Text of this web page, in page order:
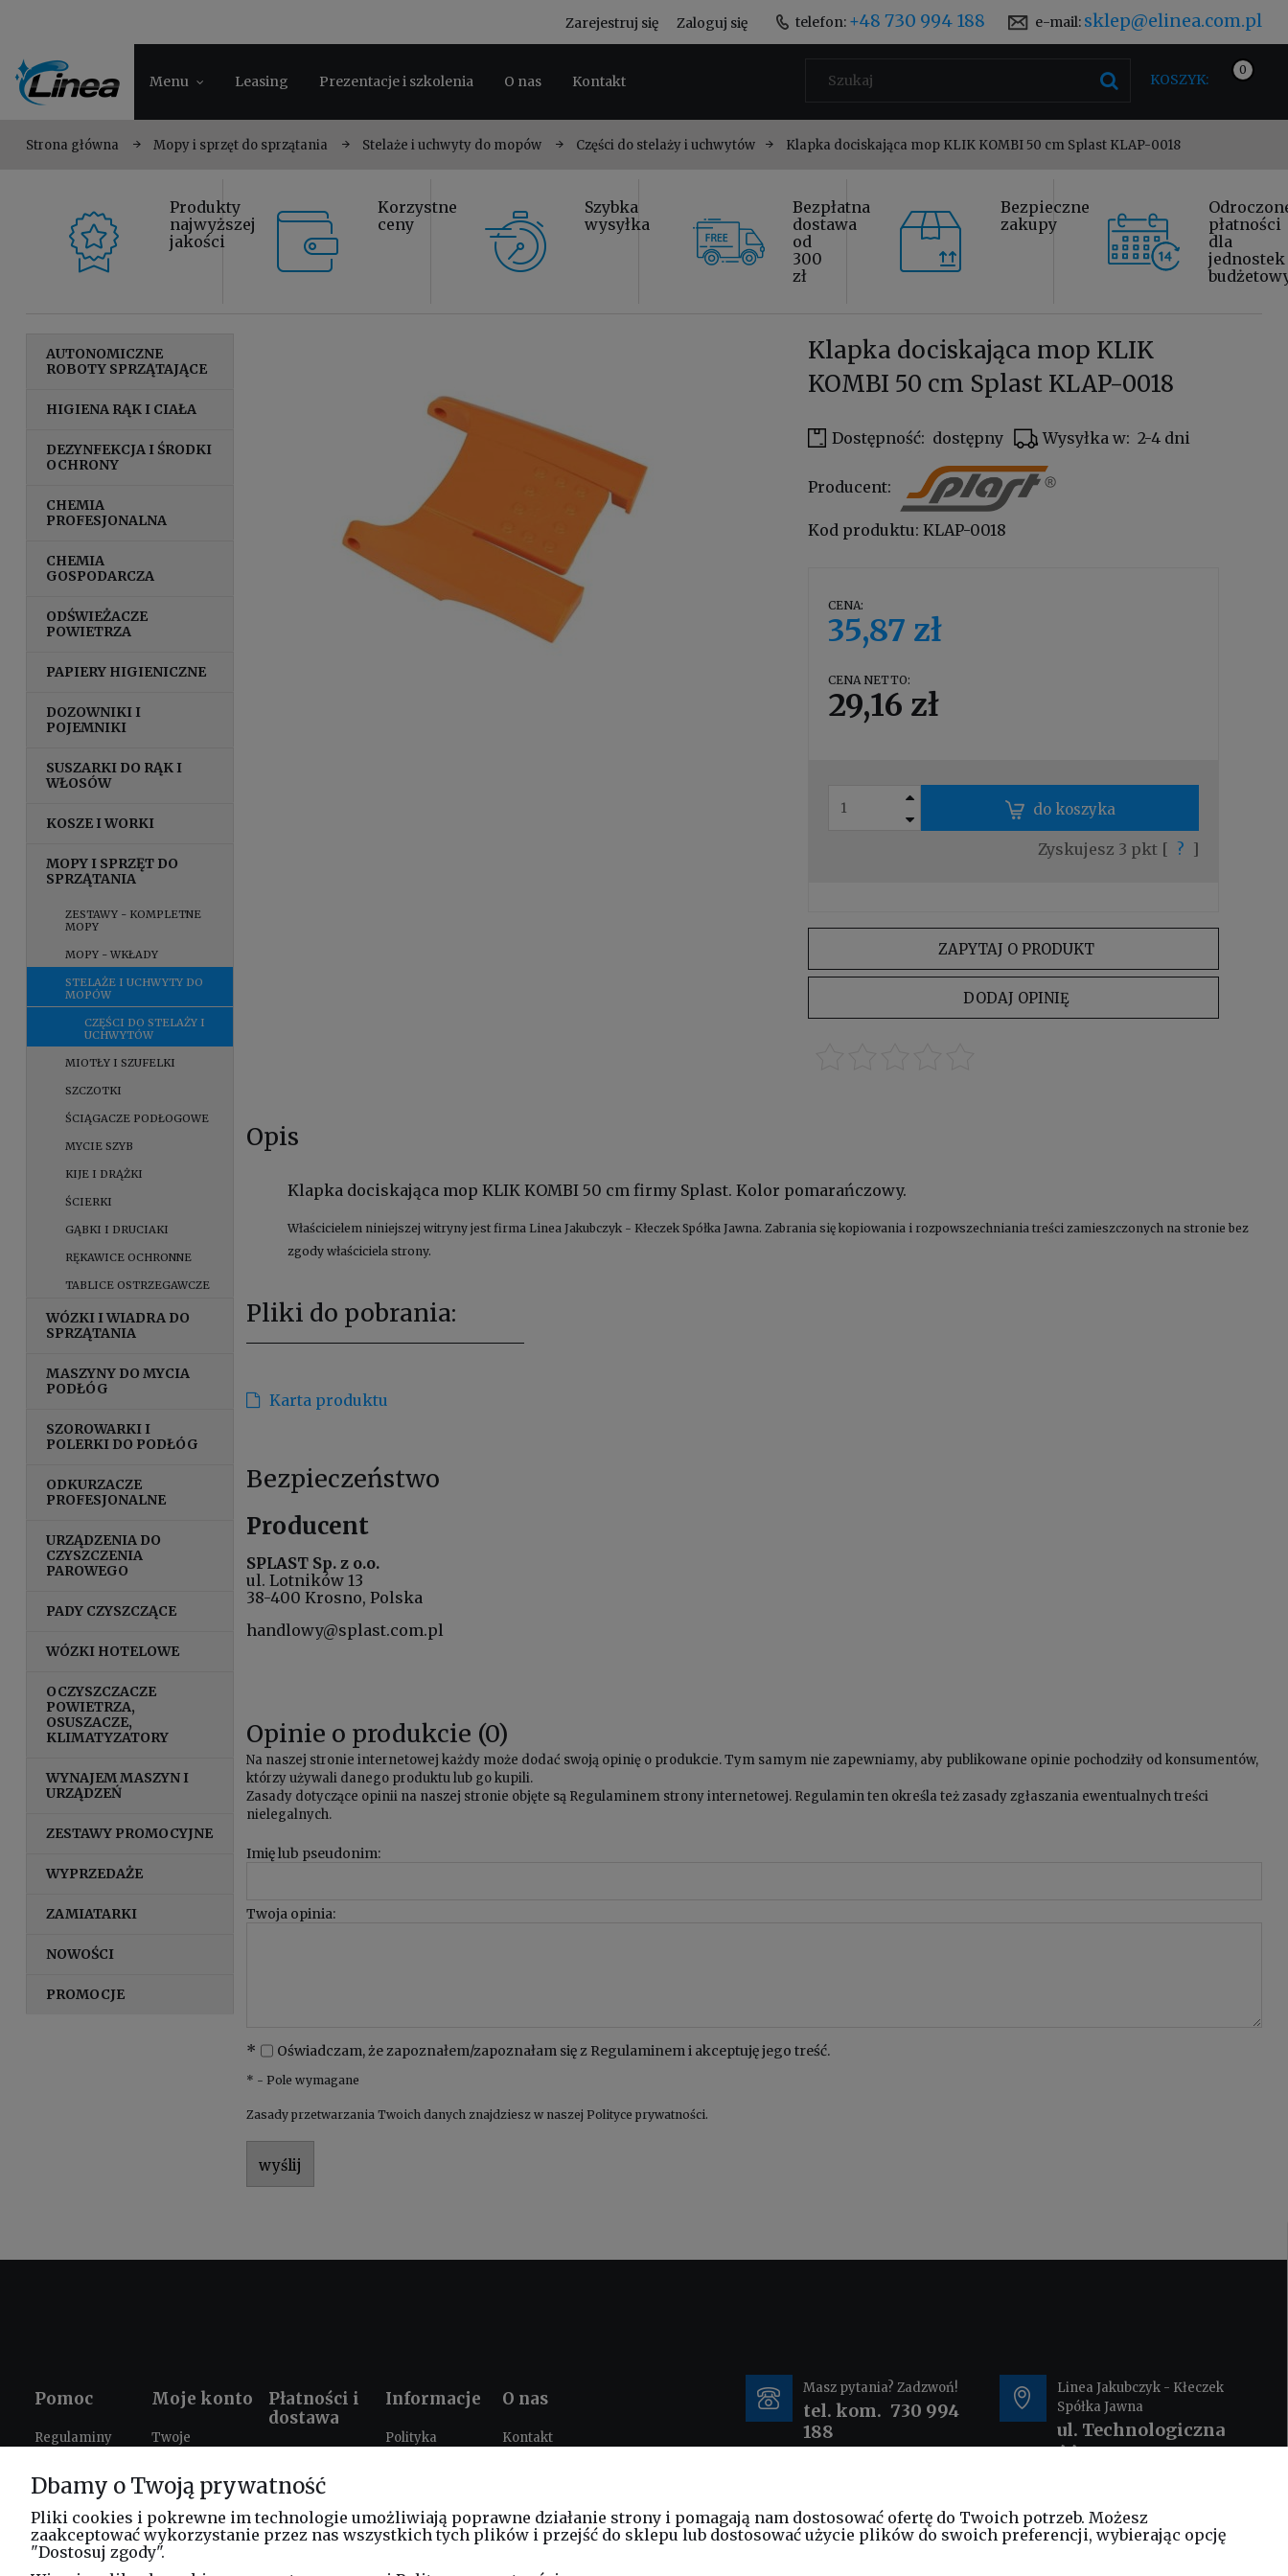
telefon: +48 730 994 188 e-mail: sklep@elinea.com.pl
Zarejestruj się Zaloguj się
Menu Leasing Prezentacje i szkolenia O nas Kontakt KOSZYK:
Strona główna Mopy i sprzęt do sprzątania Stelaże i uchwyty do mopów Części do stelaży i uchwytów Klapka dociskająca mop KLIK KOMBI 50 cm Splast KLAP-0018
Produkty
najwyższej
jakości
Korzystne
ceny
Szybka
wysyłka
Bezpłatna
dostawa
od
300
zł
Bezpieczne
zakupy
płatności
dla
jednostek
AUTONOMICZNE
ROBOTY SPRZĄTAJĄCE
HIGIENA RĄK I CIAŁA
DEZYNFEKCJA I ŚRODKI
OCHRONY
CHEMIA
PROFESJONALNA
CHEMIA
GOSPODARCZA
ODŚWIEŻACZE
POWIETRZA
PAPIERY HIGIENICZNE
DOZOWNIKI I
POJEMNIKI
SUSZARKI DO RĄK I
WŁOSÓW
KOSZE I WORKI
MOPY I SPRZĘT DO
SPRZĄTANIA
ZESTAWY - KOMPLETNE
MOPY
MOPY - WKŁADY
STELAŻE I UCHWYTY DO
MOPÓW
CZĘŚCI DO STELAŻY I
UCHWYTÓW
MIOTŁY I SZUFELKI
SZCZOTKI
ŚCIĄGACZE PODŁOGOWE
MYCIE SZYB
KIJE I DRĄŻKI
ŚCIERKI
GĄBKI I DRUCIAKI
RĘKAWICE OCHRONNE
TABLICE OSTRZEGAWCZE
WÓZKI I WIADRA DO
SPRZĄTANIA
MASZYNY DO MYCIA
PODŁÓG
SZOROWARKI I
POLERKI DO PODŁÓG
ODKURZACZE
PROFESJONALNE
URZĄDZENIA DO
CZYSZCZENIA
PAROWEGO
PADY CZYSZCZĄCE
WÓZKI HOTELOWE
OCZYSZCZACZE
POWIETRZA,
OSUSZACZE,
KLIMATYZATORY
WYNAJEM MASZYN I
URZĄDZEŃ
ZESTAWY PROMOCYJNE
WYPRZEDAŻE
ZAMIATARKI
NOWOŚCI
PROMOCJE
Klapka dociskająca mop KLIK
KOMBI 50 cm Splast KLAP-0018
Dostępność: dostępny Wysyłka w: 2-4 dni
Producent:
Kod produktu: KLAP-0018
CENA:
35,87 zł
CENA NETTO:
29,16 zł
do koszyka
Zyskujesz 3 pkt [ ? ]
ZAPYTAJ O PRODUKT
DODAJ OPINIĘ
Opis
Klapka dociskająca mop KLIK KOMBI 50 cm firmy Splast. Kolor pomarańczowy.
Właścicielem niniejszej witryny jest firma Linea Jakubczyk - Kłeczek Spółka Jawna. Zabrania się kopiowania i rozpowszechniania treści zamieszczonych na stronie bez
zgody właściciela strony.
Pliki do pobrania:
Karta produktu
Bezpieczeństwo
Producent
SPLAST Sp. z o.o.
ul. Lotników 13
38-400 Krosno, Polska
handlowy@splast.com.pl
Opinie o produkcie (0)
Na naszej stronie internetowej każdy może dodać swoją opinię o produkcie. Tym samym nie zapewniamy, aby publikowane opinie pochodziły od konsumentów,
którzy używali danego produktu lub go kupili.
Zasady dotyczące opinii na naszej stronie objęte są Regulaminem strony internetowej. Regulamin ten określa też zasady zgłaszania ewentualnych treści
nielegalnych.
Imię lub pseudonim:
Twoja opinia:
* Oświadczam, że zapoznałem/zapoznałam się z Regulaminem i akceptuję jego treść.
* - Pole wymagane
Zasady przetwarzania Twoich danych znajdziesz w naszej Polityce prywatności.
wyślij
Pomoc
Regulaminy
plików cookies
Zwroty i
reklamacje
FAQ
Moje konto
Twoje
Ustawienia
konta
Płatności i
dostawa
Czas i koszty
Informacje
Polityka
szkolenia
Program
O nas
Kontakt
Masz pytania? Zadzwoń!
tel. kom. 730 994
188
Linea Jakubczyk - Kłeczek
Spółka Jawna
ul. Technologiczna
44
sklep@elinea.com.pl
Dbamy o Twoją prywatność
Pliki cookies i pokrewne im technologie umożliwiają poprawne działanie strony i pomagają nam dostosować ofertę do Twoich potrzeb. Możesz
zaakceptować wykorzystanie przez nas wszystkich tych plików i przejść do sklepu lub dostosować użycie plików do swoich preferencji, wybierając opcję
"Dostosuj zgody".